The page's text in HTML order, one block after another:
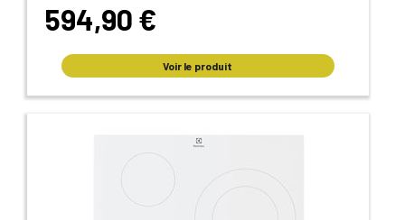
594,90 €
Voir le produit